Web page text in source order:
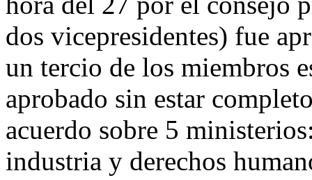
dos vicepresidentes) fue
un tercio de los miembros
aprobado sin estar
acuerdo sobre 5
industria y derechos